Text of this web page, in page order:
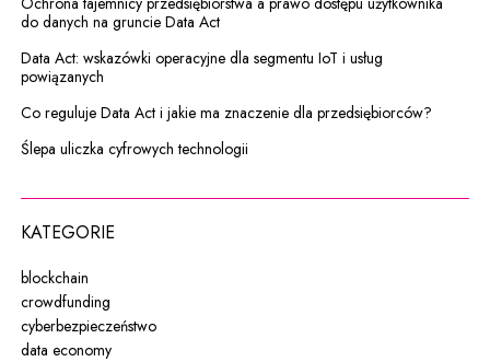
do danych na gruncie Data Act
Data Act: wskazówki operacyjne dla segmentu IoT i usług
powiązanych
Co reguluje Data Act i jakie ma znaczenie dla przedsiębiorców?
Ślepa uliczka cyfrowych technologii
KATEGORIE
blockchain
crowdfunding
cyberbezpieczeństwo
data economy